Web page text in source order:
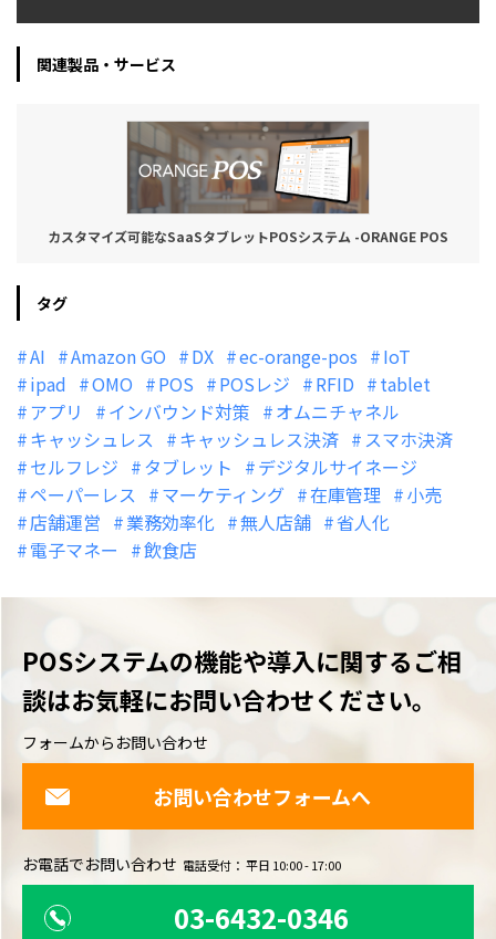
関連製品・サービス
カスタマイズ可能なSaaSタブレットPOSシステム -ORANGE POS
タグ
AI Amazon GO DX ec-orange-pos
IoT
ipad
OMO POS POSレジ RFID
tablet
アプリ
インバウンド対策
オムニチャネル
キャッシュレス
キャッシュレス決済
スマホ決済
セルフレジ
タブレット
デジタルサイネージ
ペーパーレス
マーケティング 在庫管理
小売
店舗運営
業務効率化 無人店舗
省人化
電子マネー
飲食店
POSシステムの機能や導入に関するご相
談はお気軽にお問い合わせください。
フォームからお問い合わせ
お問い合わせフォームへ
お電話でお問い合わせ 電話受付： 平日 10:00 - 17:00
03-6432-0346